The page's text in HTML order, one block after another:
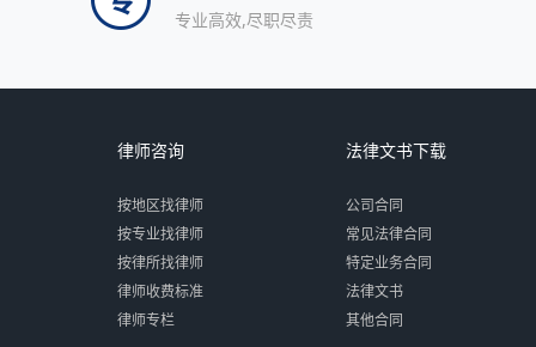
专业高效,尽职尽责
律师咨询
按地区找律师
按专业找律师
按律所找律师
律师收费标准
律师专栏
法律文书下载
公司合同
常见法律合同
特定业务合同
法律文书
其他合同